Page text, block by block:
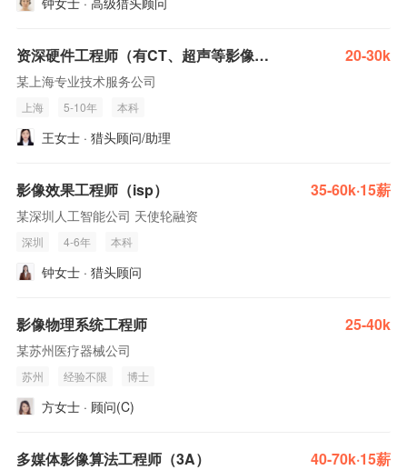
资深硬件工程师（有CT、超声等影像类相关医疗器械产品开发项目经验者优） 20-30k
某上海专业技术服务公司
上海 5-10年 本科
王女士 · 猎头顾问/助理
影像效果工程师（isp） 35-60k·15薪
某深圳人工智能公司 天使轮融资
深圳 4-6年 本科
钟女士 · 猎头顾问
影像物理系统工程师 25-40k
某苏州医疗器械公司
苏州 经验不限 博士
方女士 · 顾问(C)
多媒体影像算法工程师（3A） 40-70k·15薪